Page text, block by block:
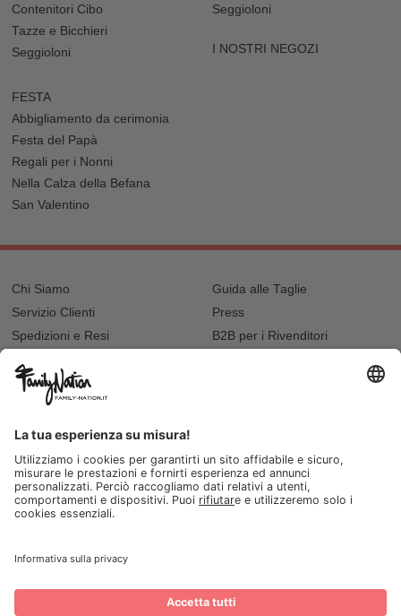
Contenitori Cibo
Tazze e Bicchieri
Seggioloni
Seggioloni
I NOSTRI NEGOZI
FESTA
Abbigliamento da cerimonia
Festa del Papà
Regali per i Nonni
Nella Calza della Befana
San Valentino
Chi Siamo
Servizio Clienti
Spedizioni e Resi
Recupero password?
Lista regalo e nascita
Guida alle Taglie
Press
B2B per i Rivenditori